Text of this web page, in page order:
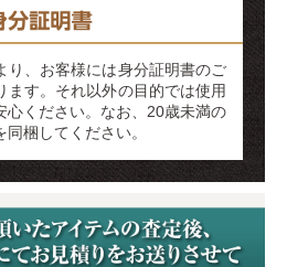
り、お客様には身分証明書のご
ます。それ以外の目的では使用
心ください。なお、20歳未満の
梱してください。